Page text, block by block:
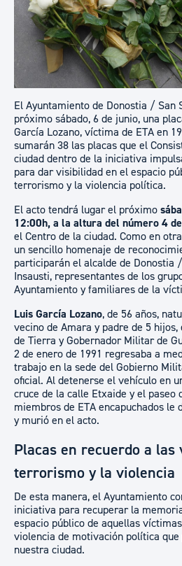
​​​El Ayuntamiento de Donostia / San
próximo sábado, 6 de junio, una
García Lozano, víctima de ETA en
sumarán 38 las placas que el
ciudad dentro de la iniciativa
para dar visibilidad en el espacio
terrorismo y la violencia política.
El acto tendrá lugar el próximo
12:00h, a la altura del número 4
el Centro de la ciudad. Como en
un sencillo homenaje de
participarán el alcalde de Donostia
Insausti, representantes de los
Ayuntamiento y familiares de la
Luis García Lozano, de 56 años,
vecino de Amara y padre de 5
de Tierra y Gobernador Militar de
2 de enero de 1991 regresaba a
trabajo en la sede del Gobierno
oficial. Al detenerse el vehículo en
cruce de la calle Etxaide y el paseo
miembros de ETA encapuchados
y murió en el acto.
Placas en recuerdo a
terrorismo y la violencia
De esta manera, el Ayuntamiento
iniciativa para recuperar la
espacio público de aquellas
violencia de motivación política
nuestra ciudad.